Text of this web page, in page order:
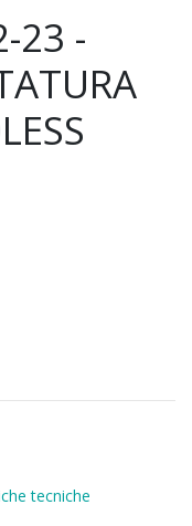
23 -
tecniche